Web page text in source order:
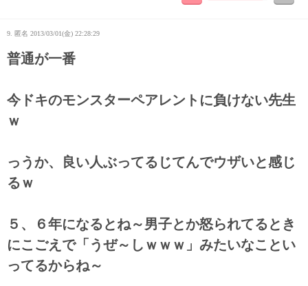
9. 匿名 2013/03/01(金) 22:28:29
普通が一番
今ドキのモンスターペアレントに負けない先生
ｗ
っうか、良い人ぶってるじてんでウザいと感じ
るｗ
５、６年になるとね～男子とか怒られてるとき
にこごえで「うぜ～しｗｗｗ」みたいなことい
ってるからね～